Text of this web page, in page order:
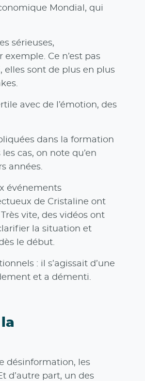
Mondial, qui
sérieuses,
Ce n’est pas
sont de plus en plus
avec de l’émotion, des
dans la formation
cas, on note qu’en
années.
événements
de Cristaline ont
vite, des vidéos ont
la situation et
le début.
: il s’agissait d’une
et a démenti.
désinformation, les
d’autre part, un des